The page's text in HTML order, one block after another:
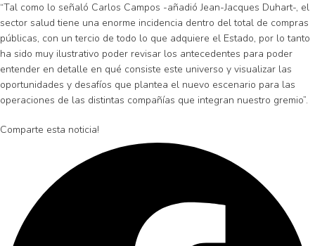
“Tal como lo señaló Carlos Campos -añadió Jean-Jacques Duhart-, el
sector salud tiene una enorme incidencia dentro del total de compras
públicas, con un tercio de todo lo que adquiere el Estado, por lo tanto
ha sido muy ilustrativo poder revisar los antecedentes para poder
entender en detalle en qué consiste este universo y visualizar las
oportunidades y desafíos que plantea el nuevo escenario para las
operaciones de las distintas compañías que integran nuestro gremio”.
Comparte esta noticia!